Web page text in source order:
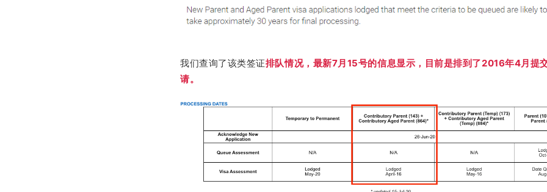
我们查询了该类签证排队情况，最新7月15号的信息显示，目前是排到了2016年4月提
请。